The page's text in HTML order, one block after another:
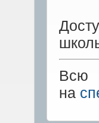
Всю
на